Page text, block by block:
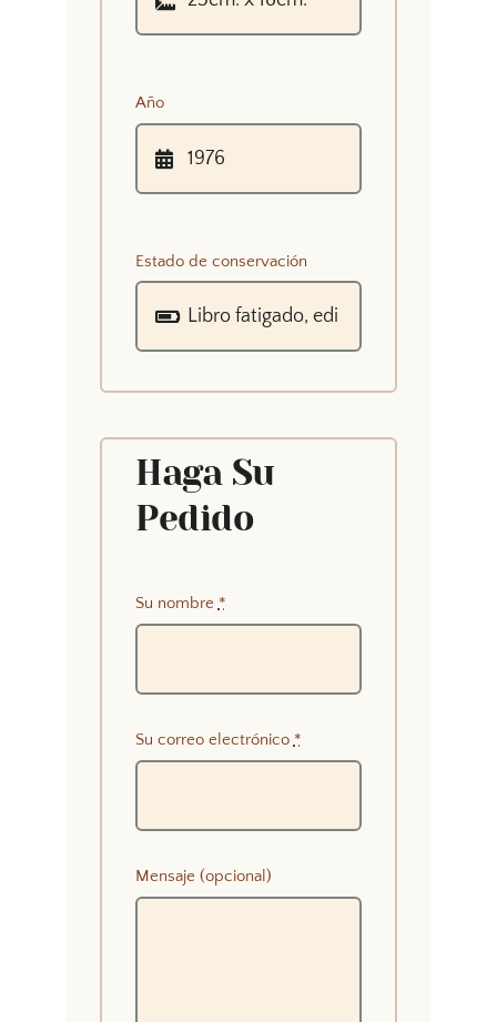
Año
Estado de conservación
Haga Su
Pedido
Su nombre *
Su correo electrónico *
Mensaje (opcional)